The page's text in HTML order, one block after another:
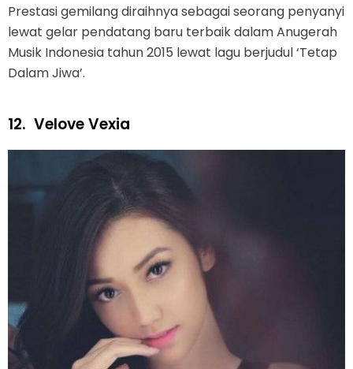
Prestasi gemilang diraihnya sebagai seorang penyanyi
lewat gelar pendatang baru terbaik dalam Anugerah
Musik Indonesia tahun 2015 lewat lagu berjudul ‘Tetap
Dalam Jiwa’.
12. Velove Vexia